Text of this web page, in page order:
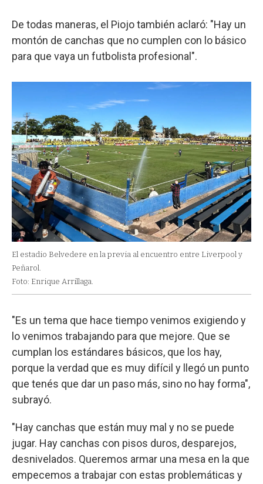
De todas maneras, el Piojo también aclaró: "Hay un
montón de canchas que no cumplen con lo básico
para que vaya un futbolista profesional".
El estadio Belvedere en la previa al encuentro entre Liverpool y
Peñarol.
Foto: Enrique Arrillaga.
"Es un tema que hace tiempo venimos exigiendo y
lo venimos trabajando para que mejore. Que se
cumplan los estándares básicos, que los hay,
porque la verdad que es muy difícil y llegó un punto
que tenés que dar un paso más, sino no hay forma",
subrayó.
"Hay canchas que están muy mal y no se puede
jugar. Hay canchas con pisos duros, desparejos,
desnivelados. Queremos armar una mesa en la que
empecemos a trabajar con estas problemáticas y